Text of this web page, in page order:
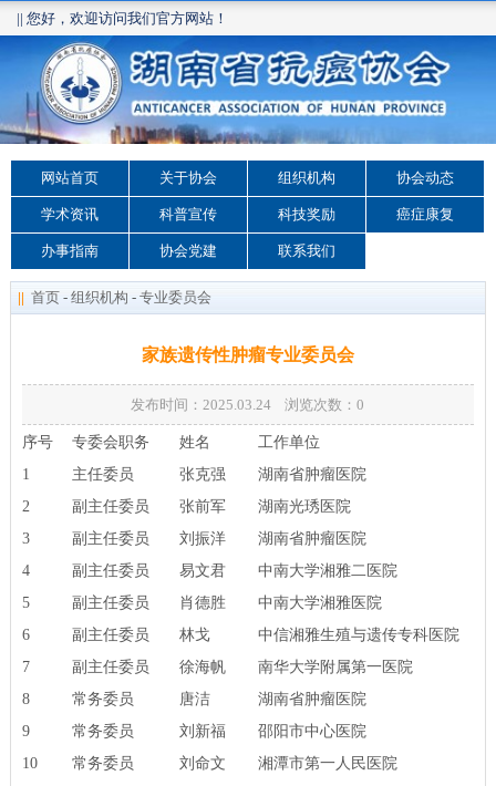
|| 您好，欢迎访问我们官方网站！
网站首页 关于协会 组织机构 协会动态
学术资讯 科普宣传 科技奖励 癌症康复
办事指南 协会党建 联系我们
|| 首页 - 组织机构 - 专业委员会
家族遗传性肿瘤专业委员会
发布时间：2025.03.24 浏览次数：0
序号 专委会职务 姓名
工作单位
1
主任委员 张克强
湖南省肿瘤医院
2
副主任委员 张前军
湖南光琇医院
3
副主任委员 刘振洋
湖南省肿瘤医院
4
副主任委员 易文君
中南大学湘雅二医院
5
副主任委员 肖德胜
中南大学湘雅医院
6
副主任委员 林戈
中信湘雅生殖与遗传专科医院
7
副主任委员 徐海帆
南华大学附属第一医院
8
常务委员 唐洁
湖南省肿瘤医院
9
常务委员 刘新福
邵阳市中心医院
10
常务委员 刘命文
湘潭市第一人民医院